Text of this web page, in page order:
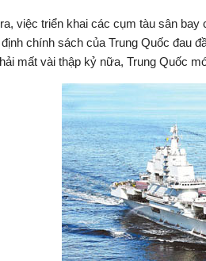
việc triển khai các cụm tàu sân
chính sách của Trung Quốc đau
mất vài thập kỷ nữa, Trung Quốc